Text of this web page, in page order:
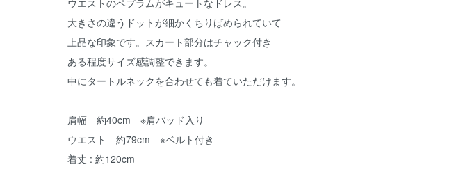
大きさの違うドットが細かくちりばめられていて
上品な印象です。スカート部分はチャック付き
ある程度サイズ感調整できます。
中にタートルネックを合わせても着ていただけます。
肩幅 約40cm ※肩バッド入り
ウエスト 約79cm ※ベルト付き
着丈 : 約120cm